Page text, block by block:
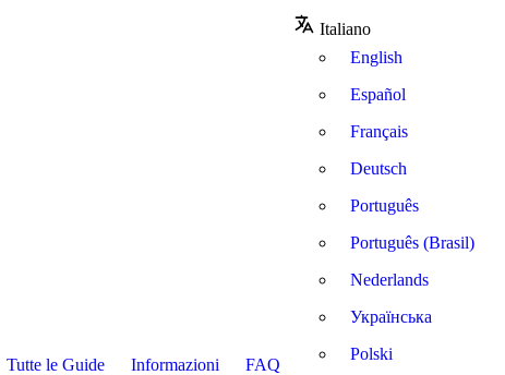
Tutte le Guide Informazioni FAQ
Italiano
English
Español
Français
Deutsch
Português
Português (Brasil)
Nederlands
Українська
Polski